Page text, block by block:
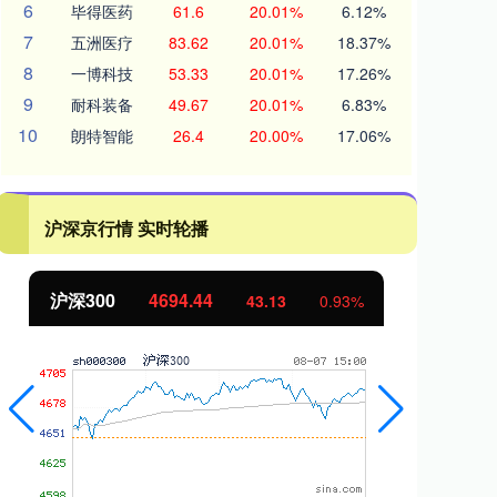
6 毕得医药 61.6 20.01% 6.12%
7 五洲医疗 83.62 20.01% 18.37%
8 一博科技 53.33 20.01% 17.26%
9 耐科装备 49.67 20.01% 6.83%
10 朗特智能 26.4 20.00% 17.06%
沪深京行情 实时轮播
北证50 1134.24 11.37 1.01%